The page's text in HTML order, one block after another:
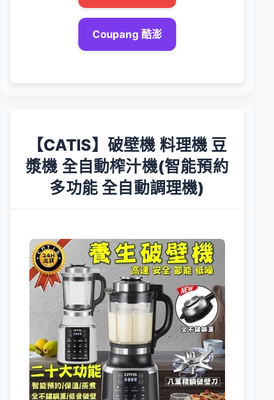
Coupang 酷澎
【CATIS】破壁機 料理機 豆
漿機 全自動榨汁機(智能預約
多功能 全自動調理機)